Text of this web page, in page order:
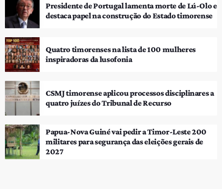
Presidente de Portugal lamenta morte de Lú-Olo e
destaca papel na construção do Estado timorense
Quatro timorenses na lista de 100 mulheres
inspiradoras da lusofonia
CSMJ timorense aplicou processos disciplinares a
quatro juízes do Tribunal de Recurso
Papua-Nova Guiné vai pedir a Timor-Leste 200
militares para segurança das eleições gerais de
2027